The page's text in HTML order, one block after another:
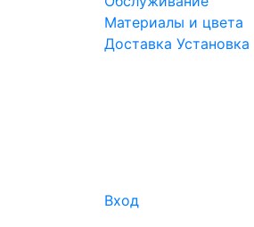
Материалы и цвета
Доставка Установка
Вход